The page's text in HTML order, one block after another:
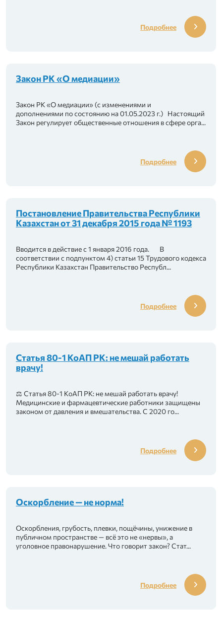
и работников в сфере спорта
Подробнее
Закон РК «О медиации»
Закон РК «О медиации» (с изменениями и
дополнениями по состоянию на 01.05.2023 г.) Настоящий
Закон регулирует общественные отношения в сфере орга...
Подробнее
Постановление Правительства Республики
Казахстан от 31 декабря 2015 года № 1193
Вводится в действие с 1 января 2016 года. В
соответствии с подпунктом 4) статьи 15 Трудового кодекса
Республики Казахстан Правительство Республ...
Подробнее
Статья 80-1 КоАП РК: не мешай работать
врачу!
⚖️ Статья 80-1 КоАП РК: не мешай работать врачу!
Медицинские и фармацевтические работники защищены
законом от давления и вмешательства. С 2020 го...
Подробнее
Оскорбление — не норма!
Оскорбления, грубость, плевки, пощёчины, унижение в
публичном пространстве — всё это не «нервы», а
уголовное правонарушение. Что говорит закон? Стат...
Подробнее